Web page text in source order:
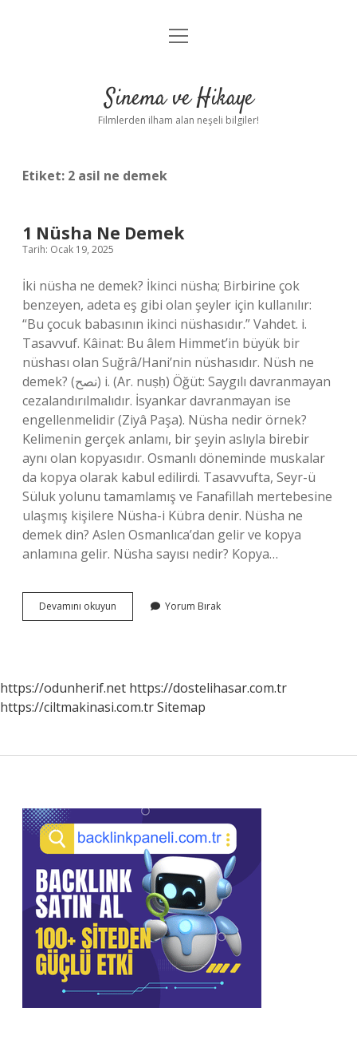
Gizlilik Politikası
Yasal Uyarı
menüyü
Sinema ve Hikaye
Filmlerden ilham alan neşeli bilgiler!
Etiket: 2 asil ne demek
1 Nüsha Ne Demek
Tarih: Ocak 19, 2025
İki nüsha ne demek? İkinci nüsha; Birbirine çok
benzeyen, adeta eş gibi olan şeyler için kullanılır:
“Bu çocuk babasının ikinci nüshasıdır.” Vahdet. i.
Tasavvuf. Kâinat: Bu âlem Himmet’in büyük bir
nüshası olan Suğrâ/Hani’nin nüshasıdır. Nüsh ne
demek? (ﻧﺼﺢ) i. (Ar. nuṣḥ) Öğüt: Saygılı davranmayan
cezalandırılmalıdır. İsyankar davranmayan ise
engellenmelidir (Ziyâ Paşa). Nüsha nedir örnek?
Kelimenin gerçek anlamı, bir şeyin aslıyla birebir
aynı olan kopyasıdır. Osmanlı döneminde muskalar
da kopya olarak kabul edilirdi. Tasavvufta, Seyr-ü
Süluk yolunu tamamlamış ve Fanafillah mertebesine
ulaşmış kişilere Nüsha-i Kübra denir. Nüsha ne
demek din? Aslen Osmanlıca’dan gelir ve kopya
anlamına gelir. Nüsha sayısı nedir? Kopya…
Devamını okuyun
Nüsha
Yorum Bırak
https://odunherif.net https://dostelihasar.com.tr
https://ciltmakinasi.com.trSitemap
Sidebar